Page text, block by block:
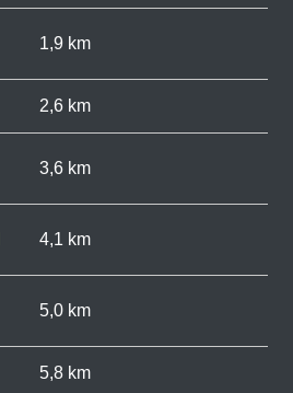
1,9 km
2,6 km
3,6 km
4,1 km
5,0 km
5,8 km